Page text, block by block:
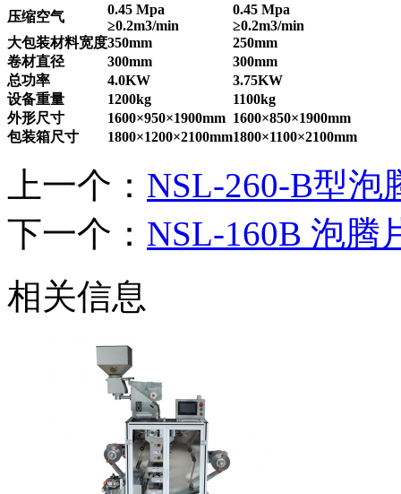
压缩空气
0.45 Mpa
≥0.2m3/min
0.45 Mpa
≥0.2m3/min
大包装材料宽度350mm
250mm
卷材直径
300mm
300mm
总功率
4.0KW
3.75KW
设备重量
1200kg
1100kg
外形尺寸
1600×950×1900mm 1600×850×1900mm
包装箱尺寸
1800×1200×2100mm1800×1100×2100mm
上一个： NSL-260-B型泡
下一个： ​NSL-160B 泡腾
相关信息